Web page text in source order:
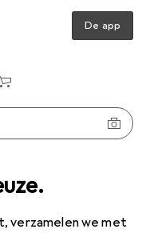
verzamelen we met
De app
Goki Deegroller 21 cm